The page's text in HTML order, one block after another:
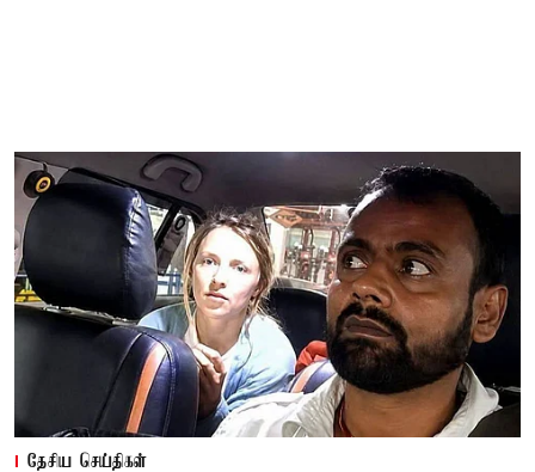
தேசிய செய்திகள்